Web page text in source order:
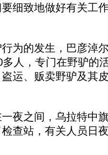
细致地做好有关工
的发生，巴彦淖
人，专门在野驴的
运、贩卖野驴及其
之间，乌拉特中
查站，有关人员日